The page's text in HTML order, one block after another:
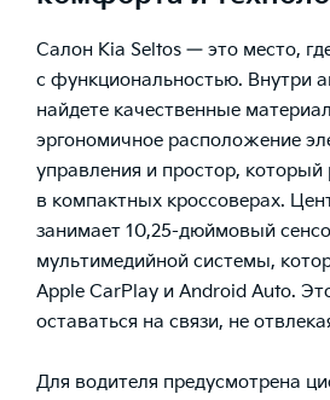
Салон Kia Seltos — это место,
с функциональностью. Внутри
найдете качественные
эргономичное расположение
управления и простор, который
в компактных кроссоверах.
занимает 10,25-дюймовый
мультимедийной системы,
Apple CarPlay и Android Auto.
оставаться на связи, не
Для водителя предусмотрена